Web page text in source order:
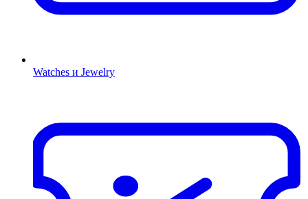
Watches и Jewelry